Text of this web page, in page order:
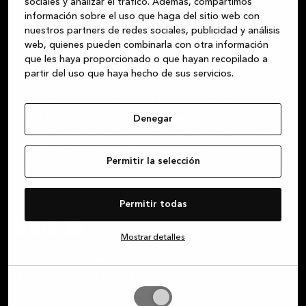
información sobre el uso que haga del sitio web con
nuestros partners de redes sociales, publicidad y análisis
web, quienes pueden combinarla con otra información
que les haya proporcionado o que hayan recopilado a
partir del uso que haya hecho de sus servicios.
Denegar
Permitir la selección
Permitir todas
Mostrar detalles
En Kvik encontrarás soluciones de fregaderos de
acero inoxidable que combinan funcionalidad y
diseño elegante, perfectas tanto para cocinas
modernas como clásicas.
encimera con la bandeja de lavado, que también
puedes usar para las verduras que has limpiado en el
fregadero pequeño o para los platos del fregadero
grande. ¿Quién ha dicho «multitarea»?
que preparas, las largas charlas con los amigos